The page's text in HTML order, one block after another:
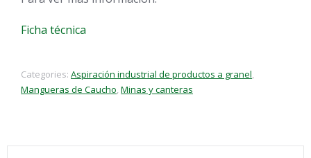
Ficha técnica
Categories: Aspiración industrial de productos a granel,
Mangueras de Caucho, Minas y canteras